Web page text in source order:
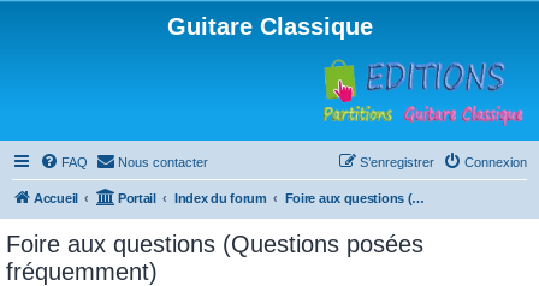
Guitare Classique
FAQ Nous contacter Connexion
S’enregistrer
Accueil Portail Index du forum Foire aux questions (Questions posées fréquemment)
Foire aux questions (Questions posées
fréquemment)